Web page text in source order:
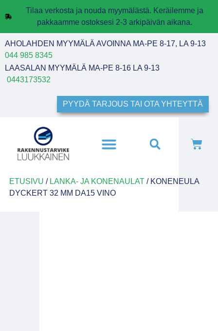
Tilaa verkosta ja nouda myymälästä. Keräilemme ja
pakkaamme ostoksesi 2-3 arkipäivän aikana.
AHOLAHDEN MYYMÄLÄ AVOINNA MA-PE 8-17, LA 9-13
044 985 8345
LAASALAN MYYMÄLÄ MA-PE 8-16 LA 9-13
0443173532
PYYDÄ TARJOUS TAI OTA YHTEYTTÄ
ETUSIVU / LANKA- JA KONENAULAT/ KONENEULA
DYCKERT 32 MM DA15 VINO